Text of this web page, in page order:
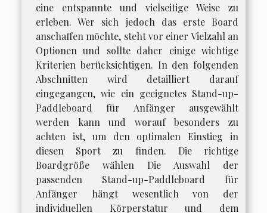
eine entspannte und vielseitige Weise zu
erleben. Wer sich jedoch das erste Board
anschaffen möchte, steht vor einer Vielzahl an
Optionen und sollte daher einige wichtige
Kriterien berücksichtigen. In den folgenden
Abschnitten wird detailliert darauf
eingegangen, wie ein geeignetes Stand-up-
Paddleboard für Anfänger ausgewählt
werden kann und worauf besonders zu
achten ist, um den optimalen Einstieg in
diesen Sport zu finden. Die richtige
Boardgröße wählen Die Auswahl der
passenden Stand-up-Paddleboard für
Anfänger hängt wesentlich von der
individuellen Körperstatur und dem